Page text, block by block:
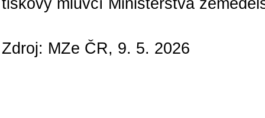
Zdroj: MZe ČR, 9. 5. 2026